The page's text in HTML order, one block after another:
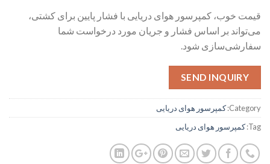
قیمت خوب، کمپرسور هوای دریایی با فشار پایین برای کشتی،
می‌تواند بر اساس فشار و جریان مورد درخواست شما
سفارشی‌سازی شود.
SEND INQUIRY
Category: کمپرسور هوای دریایی
Tag: کمپرسور هوای دریایی